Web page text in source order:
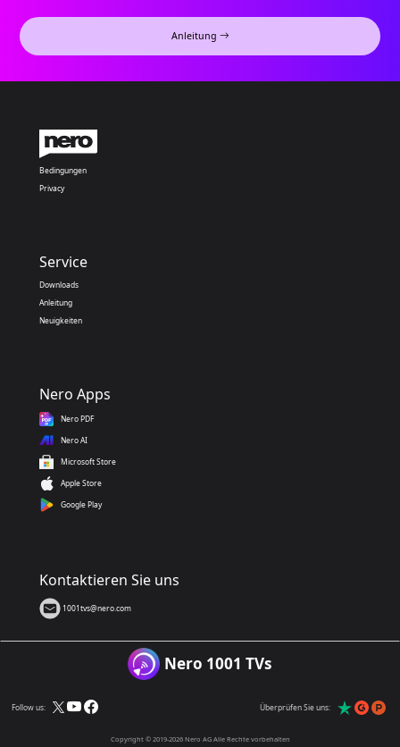
Anleitung
Bedingungen
Privacy
Service
Downloads
Anleitung
Neuigkeiten
Nero Apps
Nero PDF
Nero AI
Microsoft Store
Apple Store
Google Play
Kontaktieren Sie uns
1001tvs@nero.com
Nero 1001 TVs
Follow us: Überprüfen Sie uns:
Copyright © 2019-2026 Nero AG Alle Rechte vorbehalten